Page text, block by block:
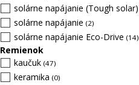
solárne napájanie (Tough solar)
solárne napájanie (2)
solárne napájanie Eco-Drive (14)
Remienok
kaučuk (47)
keramika (0)